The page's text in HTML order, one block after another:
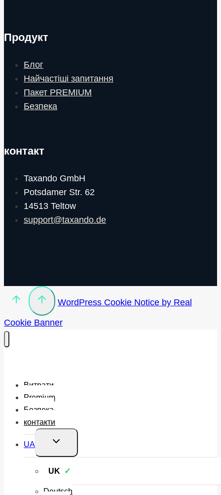
Продукт
Блог
Найчастіші запитання
Пакет PREMIUM
Безпека
контакт
Taxando GmbH
Potsdamer Str. 62
14513 Teltow
support@taxando.de
WordPress Cookie Notice by Real
Cookie Banner
Витрати
Premium
Безпека
контакти
UA
Перемкнути
нащадка
UK
Deutsch